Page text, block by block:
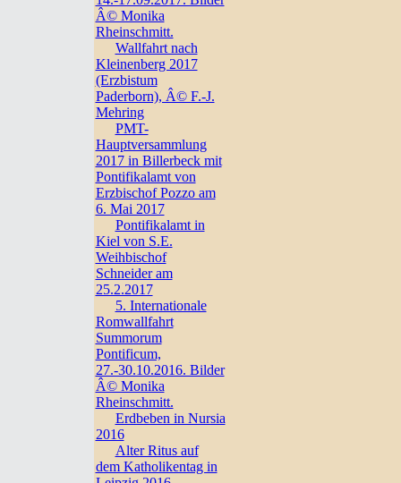
Â© Monika
Rheinschmitt.
Wallfahrt nach
Kleinenberg 2017
(Erzbistum
Paderborn), Â© F.-J.
Mehring
PMT-
Hauptversammlung
2017 in Billerbeck mit
Pontifikalamt von
Erzbischof Pozzo am
6. Mai 2017
Pontifikalamt in
Kiel von S.E.
Weihbischof
Schneider am
25.2.2017
5. Internationale
Romwallfahrt
Summorum
Pontificum,
27.-30.10.2016. Bilder
Â© Monika
Rheinschmitt.
Erdbeben in Nursia
2016
Alter Ritus auf
dem Katholikentag in